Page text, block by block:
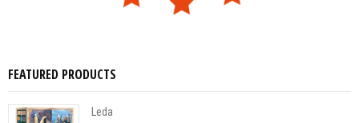
FEATURED PRODUCTS
Leda